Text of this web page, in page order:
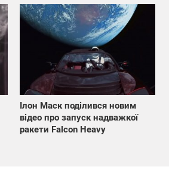
Ілон Маск поділився новим
відео про запуск надважкої
ракети Falcon Heavy